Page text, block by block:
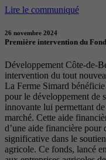
Lire le communiqué
26 novembre 2024
Première intervention du
Développement Côte-de-
intervention du tout
La Ferme Simard
pour le développement de
innovante lui permettant
marché. Cette aide
d’une aide financière pour
significative dans le
agricole. Ce fonds, lancé